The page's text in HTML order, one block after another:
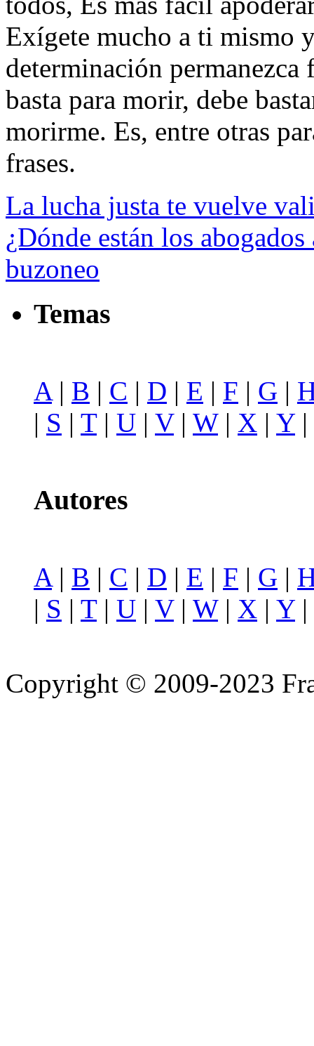
Exígete mucho a ti mismo
determinación
basta para morir, debe
morirme. Es, entre otras
frases.
La lucha justa te vuelve
¿Dónde están los
buzoneo
Temas
A| B | C | D | E | F | G |
| S | T| U | V| W| X | Y|
Autores
A | B | C | D | E | F | G |
| S | T| U | V| W| X | Y|
Copyright © 2009-2023